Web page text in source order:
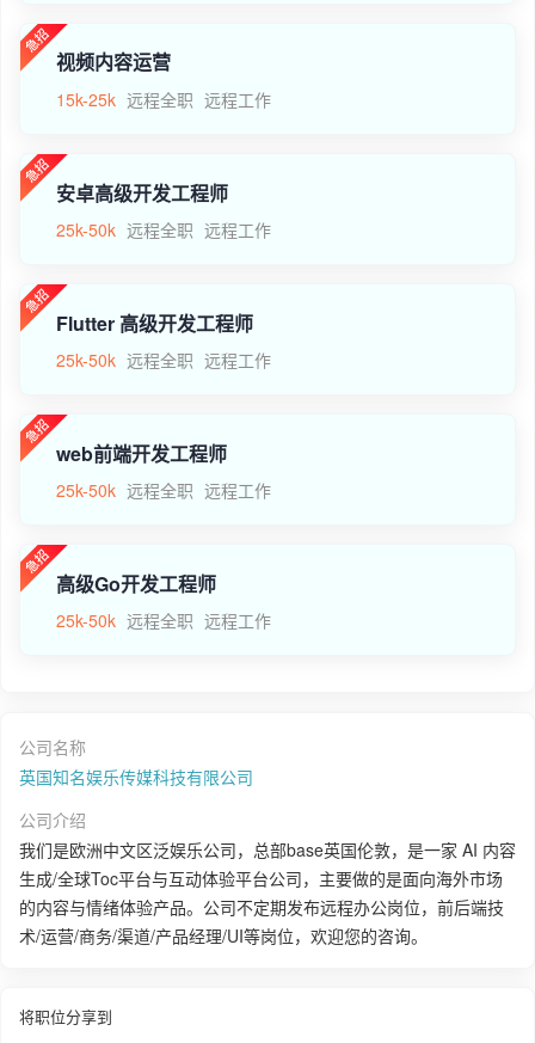
视频内容运营
15k-25k 远程全职 远程工作
安卓高级开发工程师
25k-50k 远程全职 远程工作
Flutter 高级开发工程师
25k-50k 远程全职 远程工作
web前端开发工程师
25k-50k 远程全职 远程工作
高级Go开发工程师
25k-50k 远程全职 远程工作
公司名称
英国知名娱乐传媒科技有限公司
公司介绍
我们是欧洲中文区泛娱乐公司，总部base英国伦敦，是一家 AI 内容
生成/全球Toc平台与互动体验平台公司，主要做的是面向海外市场
的内容与情绪体验产品。公司不定期发布远程办公岗位，前后端技
术/运营/商务/渠道/产品经理/UI等岗位，欢迎您的咨询。
将职位分享到